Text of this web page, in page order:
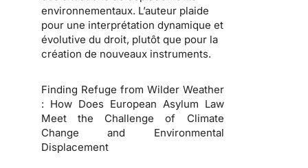
environnementaux. L’auteur plaide
pour une interprétation dynamique et
évolutive du droit, plutôt que pour la
création de nouveaux instruments.
Finding Refuge from Wilder Weather
: How Does European Asylum Law
Meet the Challenge of Climate
Change and Environmental
Displacement